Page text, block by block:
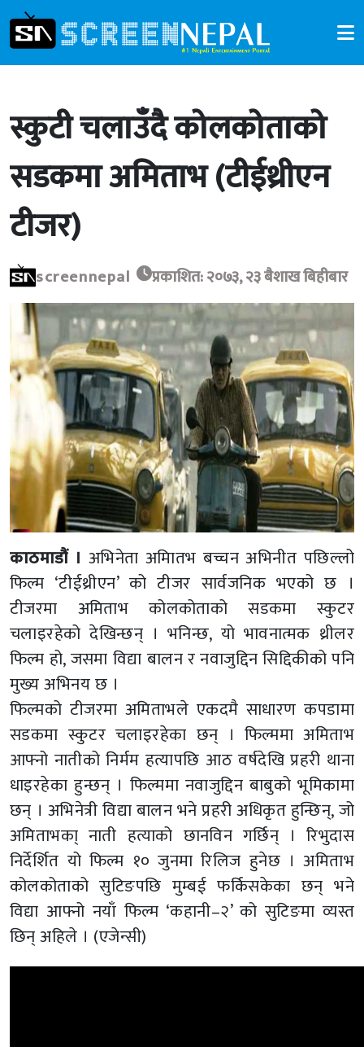
स्कुटी चलाउँदै कोलकोताको
सडकमा अमिताभ (टीईथ्रीएन
टीजर)
screennepal प्रकाशित: २०७३, २३ बैशाख बिहीबार
काठमाडौं । अभिनेता अमिातभ बच्चन अभिनीत पछिल्लो
फिल्म ‘टीईथ्रीएन’ को टीजर सार्वजनिक भएको छ ।
टीजरमा अमिताभ कोलकोताको सडकमा स्कुटर
चलाइरहेको देखिन्छन् । भनिन्छ, यो भावनात्मक थ्रीलर
फिल्म हो, जसमा विद्या बालन र नवाजुद्दिन सिद्दिकीको पनि
मुख्य अभिनय छ ।
फिल्मको टीजरमा अमिताभले एकदमै साधारण कपडामा
सडकमा स्कुटर चलाइरहेका छन् । फिल्ममा अमिताभ
आफ्नो नातीको निर्मम हत्यापछि आठ वर्षदेखि प्रहरी थाना
धाइरहेका हुन्छन् । फिल्ममा नवाजुद्दिन बाबुको भूमिकामा
छन् । अभिनेत्री विद्या बालन भने प्रहरी अधिकृत हुन्छिन्, जो
अमिताभका् नाती हत्याको छानविन गर्छिन् । रिभुदास
निर्देर्शित यो फिल्म १० जुनमा रिलिज हुनेछ । अमिताभ
कोलकोताको सुटिङपछि मुम्बई फर्किसकेका छन् भने
विद्या आफ्नो नयाँ फिल्म ‘कहानी–२’ को सुटिङमा व्यस्त
छिन् अहिले । (एजेन्सी)